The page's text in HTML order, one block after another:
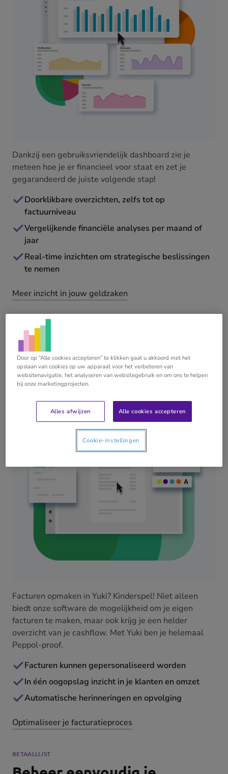
Dankzij een gebruiksvriendelijk dashboard zie je
meteen hoe je er financieel voor staat en zet je
gegarandeerd de juiste volgende stap!
Doorklikbare overzichten, zelfs tot op
factuurniveau
Vergelijkende financiële analyses per maand of
jaar
Real-time inzichten om strategische beslissingen
te nemen
Meer inzicht in jouw geldzaken
FACTURATIE
Stel eenvoudig je facturen
op
Facturen opmaken in Yuki? Kinderspel! Niet alleen
biedt onze software de mogelijkheid om je eigen
facturen te maken, maar ook krijg je een helder
overzicht van je cashflow. Met Yuki ben je helemaal
Peppol-proof.
Facturen kunnen gepersonaliseerd worden
In één oogopslag inzicht in je klanten en omzet
Automatische herinneringen en opvolging
Optimaliseer je facturatieproces
BETAALLIJST
Door op “Alle cookies accepteren” te klikken gaat u akkoord met het
opslaan van cookies op uw apparaat voor het verbeteren van
websitenavigatie, het analyseren van websitegebruik en om ons te helpen
bij onze marketingprojecten.
Alles afwijzen Alle cookies accepteren
Cookie-instellingen